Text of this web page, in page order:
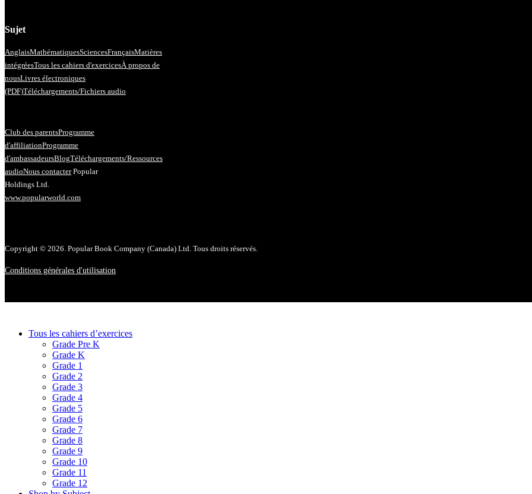
Sujet
AnglaisMathématiquesSciencesFrançaisMatières
intégréesTous les cahiers d'exercicesÀ propos de
nousLivres électroniques
(PDF)Téléchargements/Fichiers audio
Club des parentsProgramme
d'affiliationProgramme
d'ambassadeursBlogTéléchargements/Ressources
audioNous contacter Popular
Holdings Ltd.
www.popularworld.com
Copyright © 2026. Popular Book Company (Canada) Ltd. Tous droits réservés.
Conditions générales d'utilisation
Tous les cahiers d’exercices
Grade Pre K
Grade K
Grade 1
Grade 2
Grade 3
Grade 4
Grade 5
Grade 6
Grade 7
Grade 8
Grade 9
Grade 10
Grade 11
Grade 12